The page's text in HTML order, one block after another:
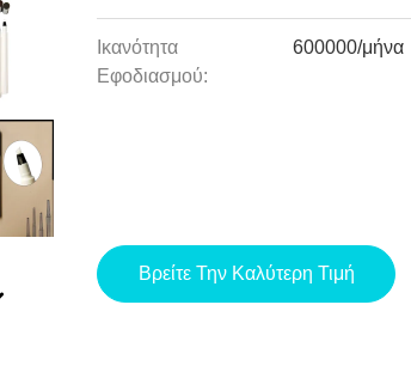
Ικανότητα
Εφοδιασμού:
600000/μήνα
Βρείτε Την Καλύτερη Τιμή